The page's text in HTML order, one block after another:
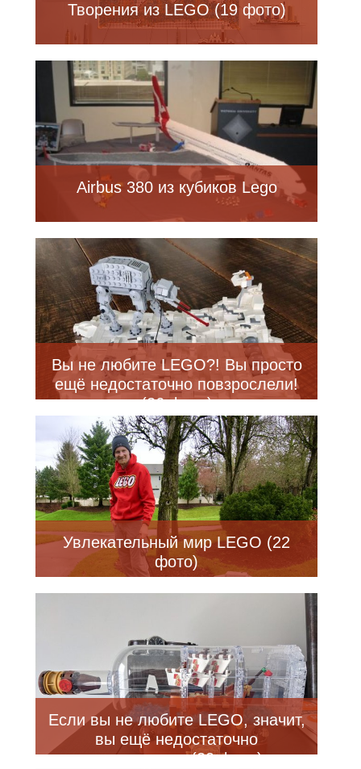
Творения из LEGO (19 фото)
Airbus 380 из кубиков Lego
Вы не любите LEGO?! Вы просто
ещё недостаточно повзрослели!
(26 фото)
Увлекательный мир LEGO (22
фото)
Если вы не любите LEGO, значит,
вы ещё недостаточно
повзрослели (20 фото)